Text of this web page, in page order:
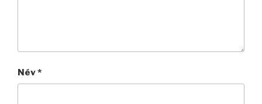
Név*